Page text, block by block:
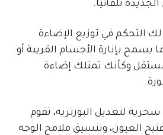
تلقائياً.
لك التحكم في توزيع الإضاءة
يسمح بإنارة الأجسام القريبة أو
وكأنك تمتلك إضاءة
سحرية لتعديل البورتريه، تقوم
العيون، وتنسيق ملامح الوجه